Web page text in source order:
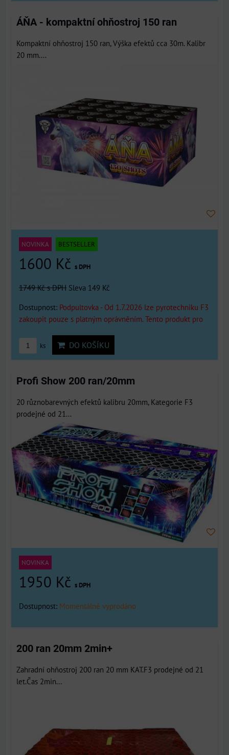
ÁŇA - kompaktní ohňostroj 150 ran
Kompaktní ohňostroj 150 ran, Výška efektů cca 30m. Kalibr
20 mm....
NOVINKA BESTSELLER
1600 Kč s DPH
1749 Kčs DPH Sleva 149 Kč
Dostupnost: Podpultovka - Od 1.7.2026 lze pyrotechniku F3
zakoupit pouze s platným oprávněním. Tento produkt pro
ks DO KOŠÍKU
Profi Show 200 ran/20mm
20 různobarevných efektů kalibru 20mm, Kategorie F3
prodejné od 21...
NOVINKA
1950 Kč s DPH
Dostupnost: Momentálně vyprodáno
200 ran 20mm 2min+
Zahradní ohňostroj 200 ran 20 mm KAT.F3 prodejné od 21
let.Čas 2min...